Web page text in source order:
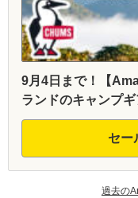
9月4日まで！【
ランドのキャンプギ
セー
過去の